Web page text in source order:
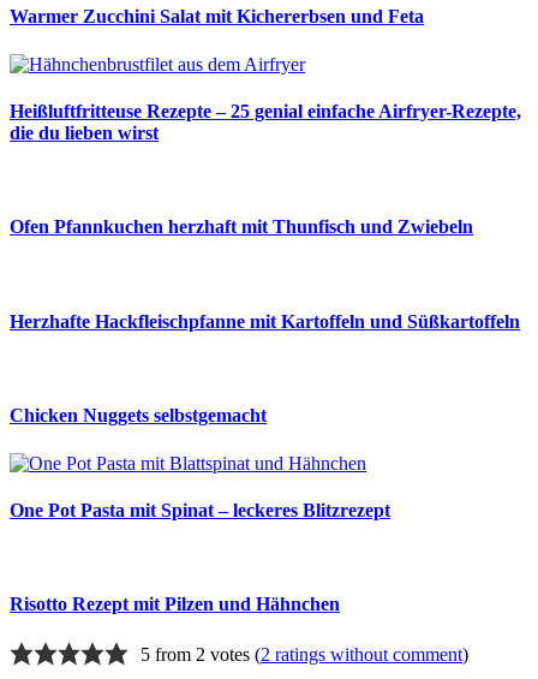
Warmer Zucchini Salat mit Kichererbsen und Feta
Heißluftfritteuse Rezepte – 25 genial einfache Airfryer-Rezepte,
die du lieben wirst
Ofen Pfannkuchen herzhaft mit Thunfisch und Zwiebeln
Herzhafte Hackfleischpfanne mit Kartoffeln und Süßkartoffeln
Chicken Nuggets selbstgemacht
One Pot Pasta mit Spinat – leckeres Blitzrezept
Risotto Rezept mit Pilzen und Hähnchen
5 from 2 votes (2 ratings without comment)